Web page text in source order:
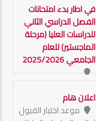
في اطار بدء امتحانات
الفصل الدراسي الثاني
للدراسات العليا (مرحلة
الماجستير) للعام
الجامعي 2025/2026
اعلان هام
موعد اختبار القبول